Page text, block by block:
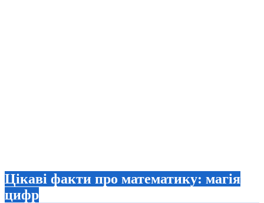
Цікаві факти про математику: магія
цифр